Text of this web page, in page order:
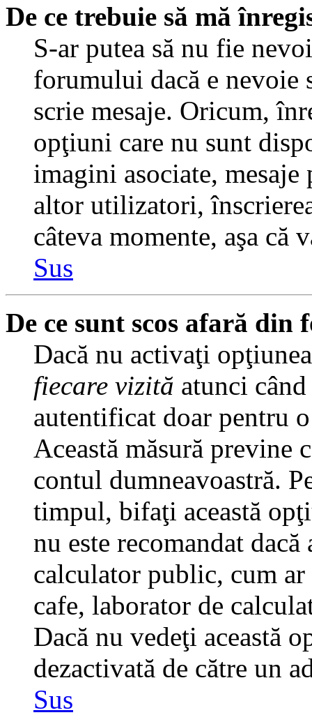
De ce trebuie să mă
S-ar putea să nu fie
forumului dacă e nevoie
scrie mesaje. Oricum,
opţiuni care nu sunt
imagini asociate,
altor utilizatori,
câteva momente, aşa că
Sus
De ce sunt scos afară din
Dacă nu activaţi
fiecare vizită atunci
autentificat doar pentru
Această măsură previne
contul dumneavoastră.
timpul, bifaţi această
nu este recomandat
calculator public, cum
cafe, laborator de
Dacă nu vedeţi această
dezactivată de către un
Sus